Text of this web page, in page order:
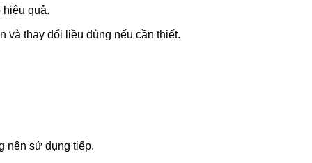
hiệu quả.
và thay đổi liều dùng nếu cần thiết.
nên sử dụng tiếp.